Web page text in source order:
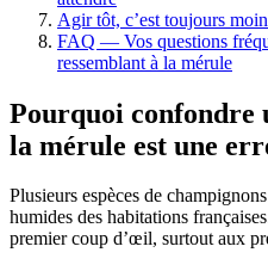
Agir tôt, c’est toujours
FAQ — Vos questions
ressemblant à la mérule
Pourquoi confondre
la mérule est une
Plusieurs espèces de
humides des habitations
premier coup d’œil, surtout aux